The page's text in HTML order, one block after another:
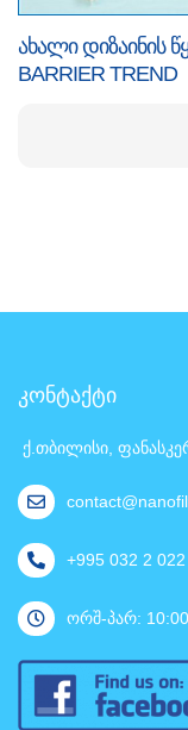
ახალი დიზაინის
BARRIER TREND
კონტაქტი
ქ.თბილისი,
+995 032 2
ორშ-პარ: